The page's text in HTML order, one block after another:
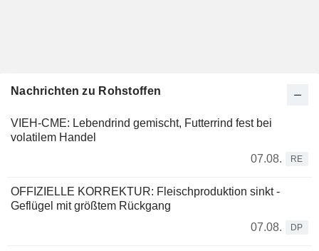
Nachrichten zu Rohstoffen
VIEH-CME: Lebendrind gemischt, Futterrind fest bei
volatilem Handel
07.08.
RE
OFFIZIELLE KORREKTUR: Fleischproduktion sinkt -
Geflügel mit größtem Rückgang
07.08.
DP